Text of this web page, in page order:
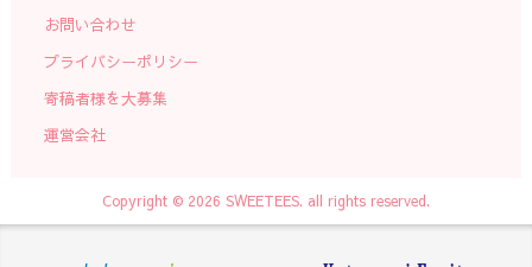
お問い合わせ
プライバシーポリシー
寄稿者様を大募集
運営会社
Copyright © 2026 SWEETEES. all rights reserved.